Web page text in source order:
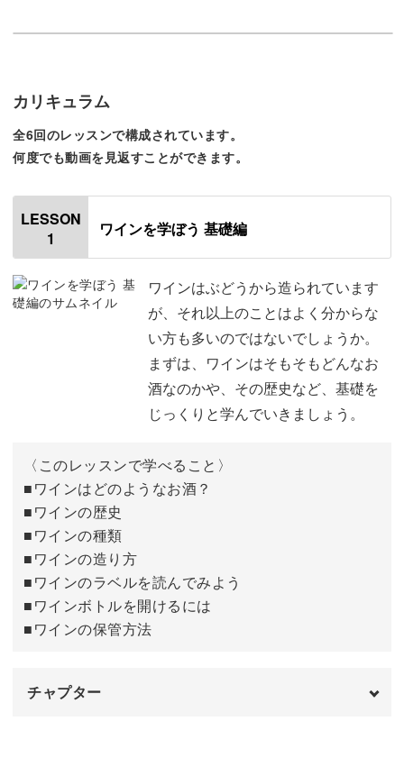
容なので、初心者さんが安心して学べるのも嬉しいポイン
難しく語られがちなワインですが、この講座なら楽しく学
べますよ。
ワインをカジュアルに楽しめる
「ワインは高級なお酒」「特別な日に飲むもの」というイ
メージもありますが、もっとカジュアルに気軽に楽しんで
に買えるってご存じでしたか♪
平日にふらっとコンビニに立ち寄って、ワインとそれに合
うちょっとしたお料理を楽しむ方法を、講座で詳しくご紹
介していきます。
コンビニで買えるくらい手軽なワインの楽しみ方を学ん
で、ぐっと身近なお酒として楽しんでいきましょう。
カリキュラム
全6回のレッスンで構成されています。
何度でも動画を見返すことができます。
LESSON
1
ワインを学ぼう 基礎編
ワインはぶどうから造られています
が、それ以上のことはよく分からな
い方も多いのではないでしょうか。
まずは、ワインはそもそもどんなお
酒なのかや、その歴史など、基礎を
じっくりと学んでいきましょう。
〈このレッスンで学べること〉
■ワインはどのようなお酒？
■ワインの歴史
■ワインの種類
■ワインの造り方
■ワインのラベルを読んでみよう
■ワインボトルを開けるには
■ワインの保管方法
チャプター